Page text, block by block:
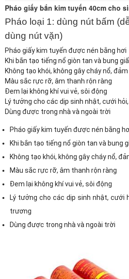
Pháo giấy bắn kim tuyến 40cm cho
Pháo loại 1: dùng nút bấm
dùng nút vặn)
Pháo giấy kim tuyến được nén bằng hơi
Khi bắn tạo tiếng nổ giòn tan và bung
Không tạo khói, không gây cháy nổ,
Màu sắc rực rỡ, âm thanh rộn ràng
Đem lại không khí vui vẻ, sôi động
Lý tưởng cho các dịp sinh nhật, cưới
Dùng được trong nhà và ngoài trời
Pháo giấy kim tuyến được nén bằng
Khi bắn tạo tiếng nổ giòn tan và bung
Không tạo khói, không gây cháy nổ,
Màu sắc rực rỡ, âm thanh rộn ràng
Đem lại không khí vui vẻ, sôi động
Lý tưởng cho các dịp sinh nhật, cưới
trương
Dùng được trong nhà và ngoài trời